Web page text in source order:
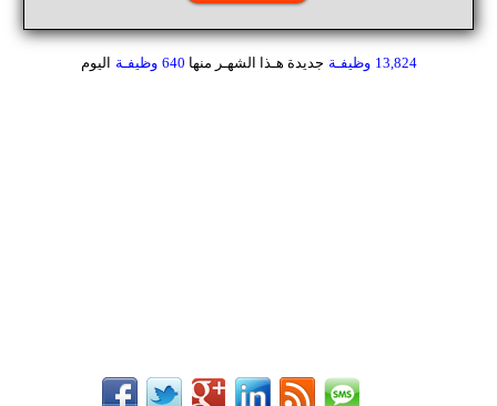
13,824 وظيفـة جديدة هـذا الشهـر منها 640 وظيفـة اليوم